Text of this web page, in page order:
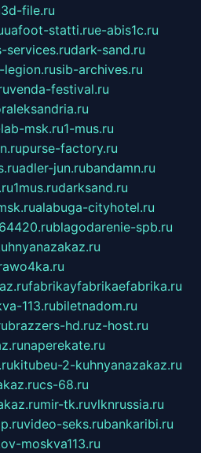
3d-file.ru
uafoot-statti.rue-abis1c.ru
services.rudark-sand.ru
legion.rusib-archives.ru
venda-festival.ru
msk.ru1-mus.ru
purse-factory.ru
adler-jun.rubandamn.ru
1mus.rudarksand.ru
alabuga-cityhotel.ru
blagodarenie-spb.ru
fabrikayfabrikaefabrika.ru
113.rubiletnadom.ru
brazzers-hd.ruz-host.ru
naperekate.ru
kitubeu-2-kuhnyanazakaz.ru
cs-68.ru
mir-tk.ruvlknrussia.ru
video-seks.rubankaribi.ru
moskva113.ru